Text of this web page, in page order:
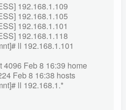
192.168.1.109
192.168.1.105
192.168.1.101
192.168.1.118
ll 192.168.1.101
4096 Feb 8 16:39 home
Feb 8 16:38 hosts
ll 192.168.1.*